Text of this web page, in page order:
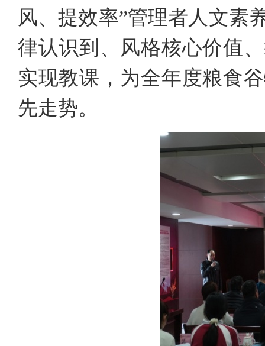
风、提效率”管理者人文素
律认识到、风格核心价值
实现教课，为全年度粮食
先走势。